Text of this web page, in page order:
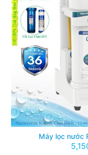
Máy lọc nước